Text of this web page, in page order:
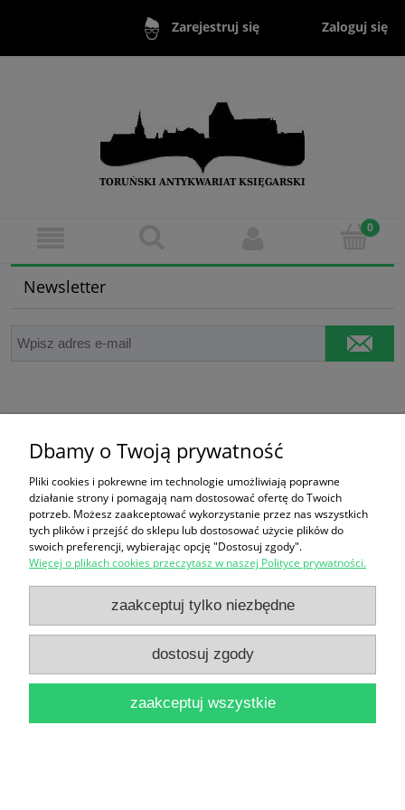
Zarejestruj się Zaloguj się
Newsletter
Ten produkt jest niedostępny.
Zakupy
Pomoc
Moje konto
Informacje
pokaż pełną wersję strony
Sklep internetowy Shoper Premium
Dbamy o Twoją prywatność
Pliki cookies i pokrewne im technologie umożliwiają poprawne
działanie strony i pomagają nam dostosować ofertę do Twoich
potrzeb. Możesz zaakceptować wykorzystanie przez nas wszystkich
tych plików i przejść do sklepu lub dostosować użycie plików do
swoich preferencji, wybierając opcję "Dostosuj zgody".
Więcej o plikach cookies przeczytasz w naszej Polityce prywatności.
zaakceptuj tylko niezbędne
dostosuj zgody
zaakceptuj wszystkie